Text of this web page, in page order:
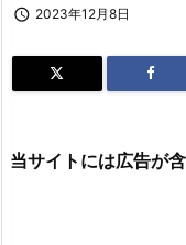
 2023年12月8日
当サイトには広告が